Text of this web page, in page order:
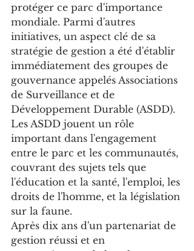
protéger ce parc d'importance
mondiale. Parmi d'autres
initiatives, un aspect clé de sa
stratégie de gestion a été d'établir
immédiatement des groupes de
gouvernance appelés Associations
de Surveillance et de
Développement Durable (ASDD).
Les ASDD jouent un rôle
important dans l'engagement
entre le parc et les communautés,
couvrant des sujets tels que
l'éducation et la santé, l'emploi, les
droits de l'homme, et la législation
sur la faune.
Après dix ans d'un partenariat de
gestion réussi et en